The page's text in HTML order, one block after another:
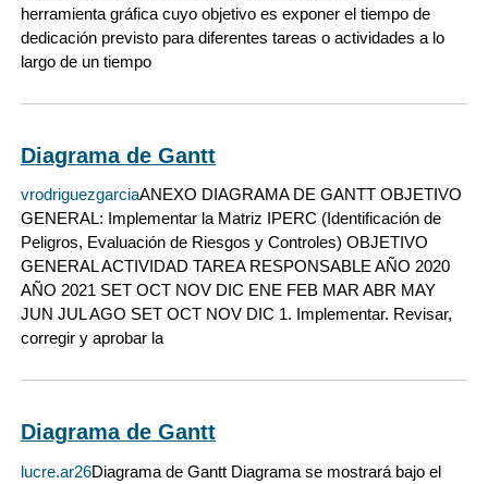
herramienta gráfica cuyo objetivo es exponer el tiempo de
dedicación previsto para diferentes tareas o actividades a lo
largo de un tiempo
Diagrama de Gantt
vrodriguezgarciaANEXO DIAGRAMA DE GANTT OBJETIVO
GENERAL: Implementar la Matriz IPERC (Identificación de
Peligros, Evaluación de Riesgos y Controles) OBJETIVO
GENERAL ACTIVIDAD TAREA RESPONSABLE AÑO 2020
AÑO 2021 SET OCT NOV DIC ENE FEB MAR ABR MAY
JUN JUL AGO SET OCT NOV DIC 1. Implementar. Revisar,
corregir y aprobar la
Diagrama de Gantt
lucre.ar26Diagrama de Gantt Diagrama se mostrará bajo el